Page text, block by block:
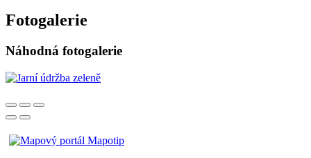
Fotogalerie
Náhodná fotogalerie